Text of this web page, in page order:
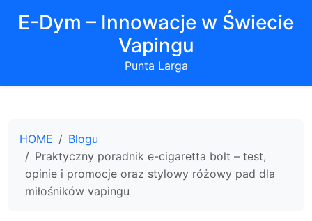
E-Dym – Innowacje w Świecie
Vapingu
Punta Larga
HOME
Blogu
Praktyczny poradnik e-cigaretta bolt – test,
opinie i promocje oraz stylowy różowy pad dla
miłośników vapingu